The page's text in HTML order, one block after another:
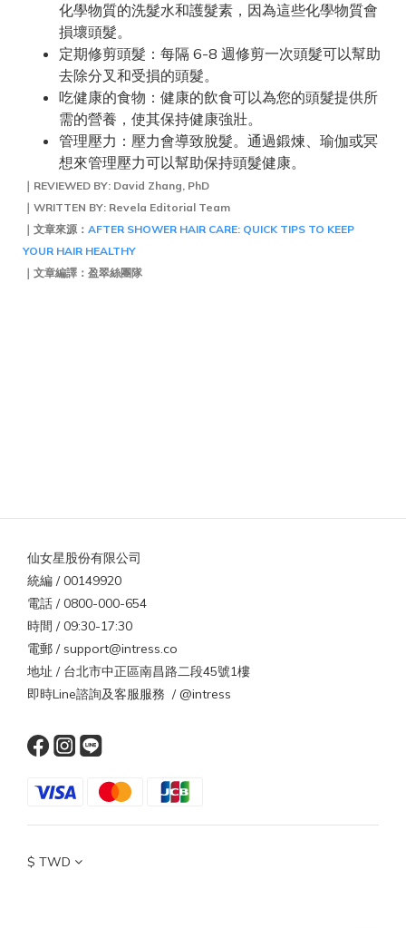
化學物質的洗髮水和護髮素，因為這些化學物質會
損壞頭髮。
定期修剪頭髮：每隔 6-8 週修剪一次頭髮可以幫助
去除分叉和受損的頭髮。
吃健康的食物：健康的飲食可以為您的頭髮提供所
需的營養，使其保持健康強壯。
管理壓力：壓力會導致脫髮。通過鍛煉、瑜伽或冥
想來管理壓力可以幫助保持頭髮健康。
｜REVIEWED BY: David Zhang, PhD
｜WRITTEN BY: Revela Editorial Team
｜文章來源： AFTER SHOWER HAIR CARE: QUICK TIPS TO KEEP
YOUR HAIR HEALTHY
｜文章編譯：盈翠絲團隊
仙女星股份有限公司
統編 / 00149920
電話 / 0800-000-654
時間 / 09:30-17:30
電郵 / support@intress.co
地址 / 台北市中正區南昌路二段45號1樓
即時Line諮詢及客服服務 / @intress
$ TWD